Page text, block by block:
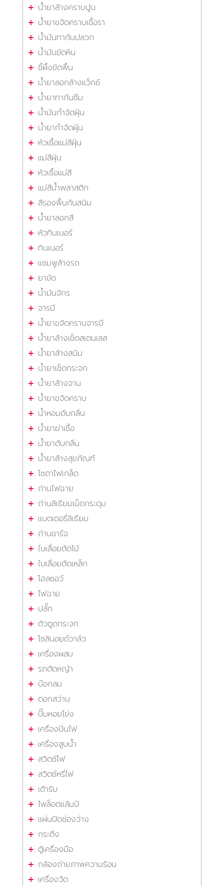
น้ำยาล้างคราบปูน
น้ำยาขจัดคราบเชื้อรา
น้ำมันทากันปลวก
น้ำมันขัดหิน
ขี้ผึ้งขัดพื้น
น้ำยาลอกล้างแว็กซ์
น้ำยาทากันซึม
น้ำมันกำจัดฝุ่น
น้ำยากำจัดฝุ่น
หัวเชื้อแม่สีฝุ่น
แม่สีฝุ่น
หัวเชื้อแม่สี
แม่สีน้ำพลาสติก
สีรองพื้นกันสนิม
น้ำยาลอกสี
หัวทินเนอร์
ทินเนอร์
แชมพูล้างรถ
ยาขัด
น้ำมันจักร
จารบี
น้ำยาขจัดคราบจารบี
น้ำยาล้างเช็ดสเตนเลส
น้ำยาล้างสนิม
น้ำยาเช็ดกระจก
น้ำยาล้างจาน
น้ำยาขจัดคราบ
น้ำหอมดับกลิ่น
น้ำยาฆ่าเชื้อ
น้ำยาดับกลิ่น
น้ำยาล้างสุขภัณฑ์
โซดาไฟเกล็ด
ถ่านไฟฉาย
ถ่านลิเธียมเม็ดกระดุม
แบตเตอรี่ลิเธียม
ถ่านชาร์จ
ใบเลื่อยตัดไม้
ใบเลื่อยตัดเหล็ก
โฮลซอว์
ไฟฉาย
ปลั๊ก
ตัวดูดกระจก
โซลินอยด์วาล์ว
เครื่องผสม
รถตัดหญ้า
บ๊อกลม
ดอกสว่าน
ปั๊มหอยโข่ง
เครื่องปั่นไฟ
เครื่องสูบน้ำ
สวิตซ์ไฟ
สวิตซ์หรี่ไฟ
เต้ารับ
ไพล็อตแล้มป์
แผ่นปิดช่องว่าง
กระดิ่ง
ตู้เครื่องมือ
กล้องถ่ายภาพความร้อน
เครื่องวัด